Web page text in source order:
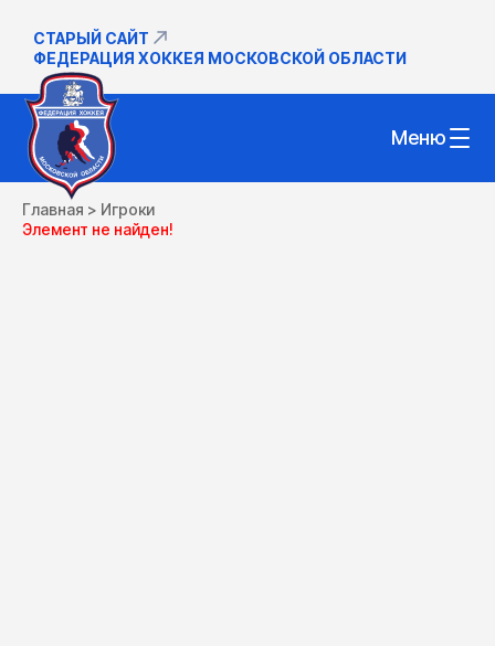
СТАРЫЙ САЙТ
ФЕДЕРАЦИЯ ХОККЕЯ МОСКОВСКОЙ ОБЛАСТИ
Меню
Главная > Игроки
Элемент не найден!